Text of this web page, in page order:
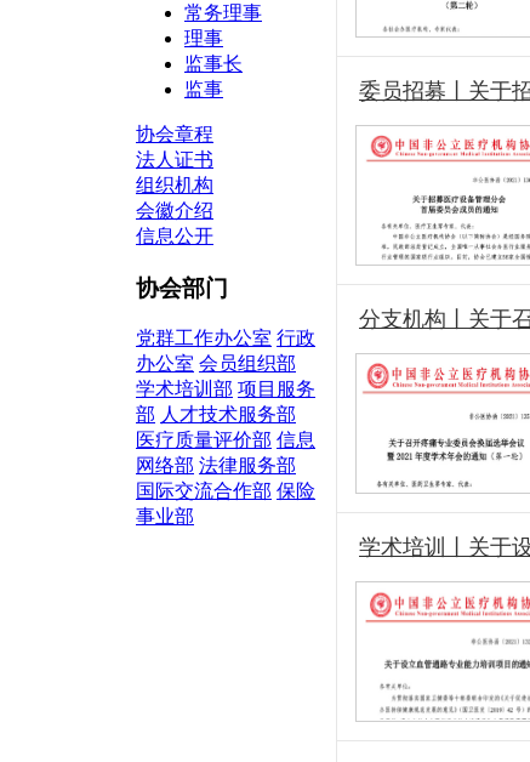
常务理事
理事
监事长
监事
协会章程
法人证书
组织机构
会徽介绍
信息公开
协会部门
党群工作办公室 行政
办公室 会员组织部
学术培训部 项目服务
部 人才技术服务部
医疗质量评价部 信息
网络部 法律服务部
国际交流合作部 保险
事业部
委员招募丨关于
分支机构丨关于
学术培训丨关于